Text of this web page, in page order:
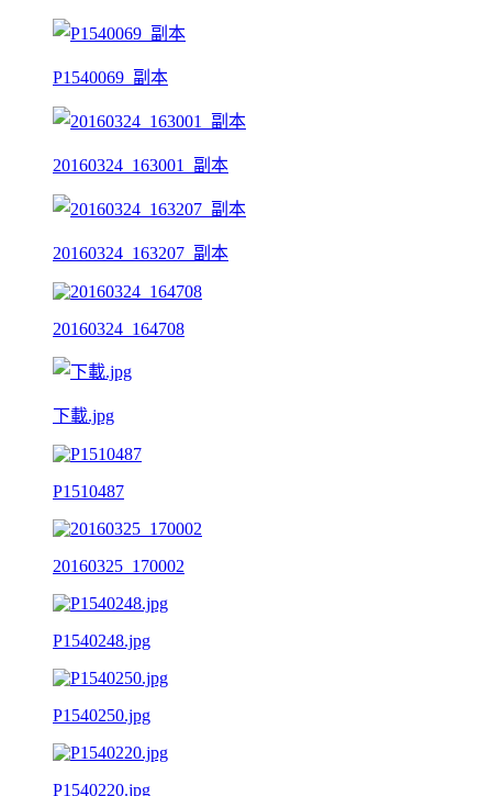
P1540069_副本
20160324_163001_副本
20160324_163207_副本
20160324_164708
下載.jpg
P1510487
20160325_170002
P1540248.jpg
P1540250.jpg
P1540220.jpg